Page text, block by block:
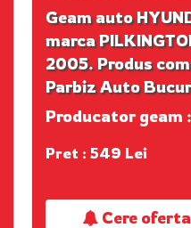
Geam auto
marca
2005. Produs
Parbiz Auto
Producator geam
Pret : 549 Lei
Cere